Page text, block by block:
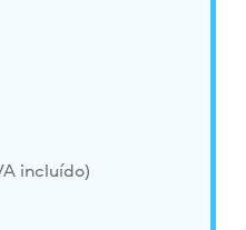
incluído)